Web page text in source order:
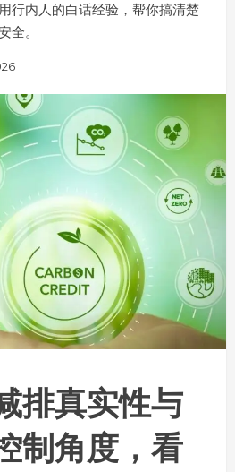
行内人的白话经验，帮你搞清楚
全。
排真实性与
制角度，看